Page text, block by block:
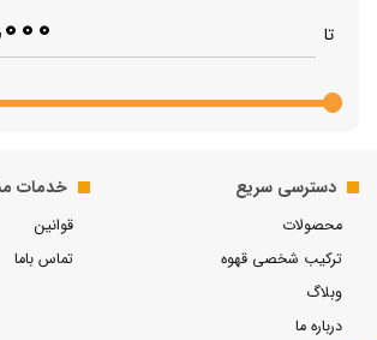
تا
دسترسی سریع
محصولات
ترکیب شخصی قهوه
وبلاگ
درباره ما
خدمات
قوانین
تماس باما